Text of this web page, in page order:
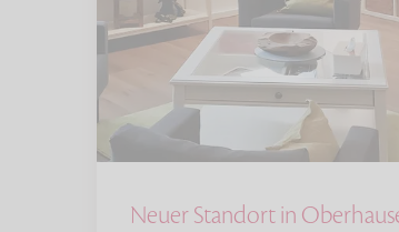
Neuer Standort in